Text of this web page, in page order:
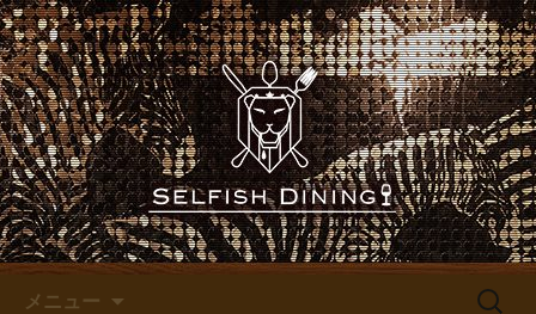
名古屋錦にあるレストランバ
ー「SELFISH DINING～セルフ
ィッシュダイニング～」のブ
ログ
名古屋錦にあるレストランバー
「SELFISH DINING～セルフィッシュダイ
ニング～」のブログです
メニュー
検